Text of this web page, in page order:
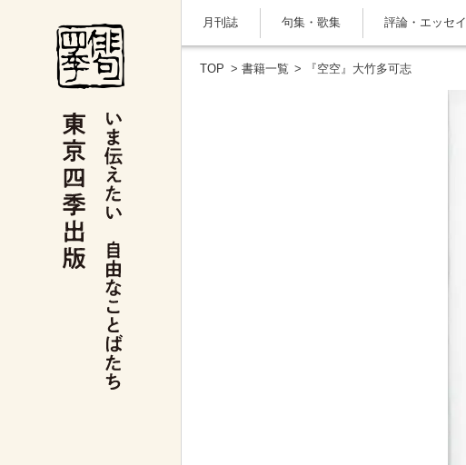
月刊誌 句集・歌集 評論・エッセイ
TOP > 書籍一覧 > 『空空』大竹多可志